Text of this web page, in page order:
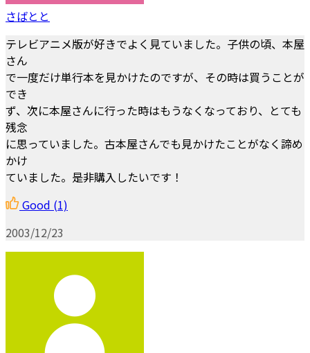
さばとと
テレビアニメ版が好きでよく見ていました。子供の頃、本屋
さん
で一度だけ単行本を見かけたのですが、その時は買うことが
でき
ず、次に本屋さんに行った時はもうなくなっており、とても
残念
に思っていました。古本屋さんでも見かけたことがなく諦め
かけ
ていました。是非購入したいです！
Good (1)
2003/12/23